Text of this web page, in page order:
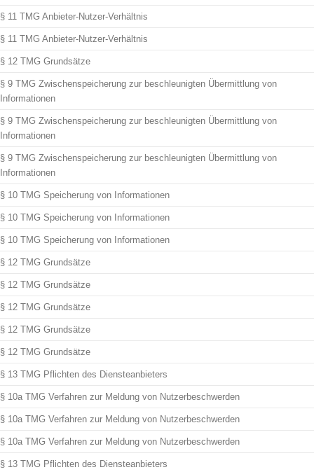
§ 11 TMG Anbieter-Nutzer-Verhältnis
§ 11 TMG Anbieter-Nutzer-Verhältnis
§ 12 TMG Grundsätze
§ 9 TMG Zwischenspeicherung zur beschleunigten Übermittlung von
Informationen
§ 9 TMG Zwischenspeicherung zur beschleunigten Übermittlung von
Informationen
§ 9 TMG Zwischenspeicherung zur beschleunigten Übermittlung von
Informationen
§ 10 TMG Speicherung von Informationen
§ 10 TMG Speicherung von Informationen
§ 10 TMG Speicherung von Informationen
§ 12 TMG Grundsätze
§ 12 TMG Grundsätze
§ 12 TMG Grundsätze
§ 12 TMG Grundsätze
§ 12 TMG Grundsätze
§ 13 TMG Pflichten des Diensteanbieters
§ 10a TMG Verfahren zur Meldung von Nutzerbeschwerden
§ 10a TMG Verfahren zur Meldung von Nutzerbeschwerden
§ 10a TMG Verfahren zur Meldung von Nutzerbeschwerden
§ 13 TMG Pflichten des Diensteanbieters